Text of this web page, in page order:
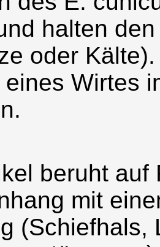
halten
oder
Wirtes
beruht
mit
(Schiefhals,